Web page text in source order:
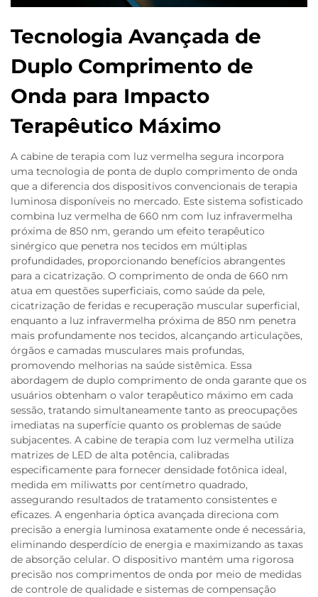
Tecnologia Avançada de
Duplo Comprimento de
Onda para Impacto
Terapêutico Máximo
A cabine de terapia com luz vermelha segura incorpora
uma tecnologia de ponta de duplo comprimento de onda
que a diferencia dos dispositivos convencionais de terapia
luminosa disponíveis no mercado. Este sistema sofisticado
combina luz vermelha de 660 nm com luz infravermelha
próxima de 850 nm, gerando um efeito terapêutico
sinérgico que penetra nos tecidos em múltiplas
profundidades, proporcionando benefícios abrangentes
para a cicatrização. O comprimento de onda de 660 nm
atua em questões superficiais, como saúde da pele,
cicatrização de feridas e recuperação muscular superficial,
enquanto a luz infravermelha próxima de 850 nm penetra
mais profundamente nos tecidos, alcançando articulações,
órgãos e camadas musculares mais profundas,
promovendo melhorias na saúde sistêmica. Essa
abordagem de duplo comprimento de onda garante que os
usuários obtenham o valor terapêutico máximo em cada
sessão, tratando simultaneamente tanto as preocupações
imediatas na superfície quanto os problemas de saúde
subjacentes. A cabine de terapia com luz vermelha utiliza
matrizes de LED de alta potência, calibradas
especificamente para fornecer densidade fotônica ideal,
medida em miliwatts por centímetro quadrado,
assegurando resultados de tratamento consistentes e
eficazes. A engenharia óptica avançada direciona com
precisão a energia luminosa exatamente onde é necessária,
eliminando desperdício de energia e maximizando as taxas
de absorção celular. O dispositivo mantém uma rigorosa
precisão nos comprimentos de onda por meio de medidas
de controle de qualidade e sistemas de compensação